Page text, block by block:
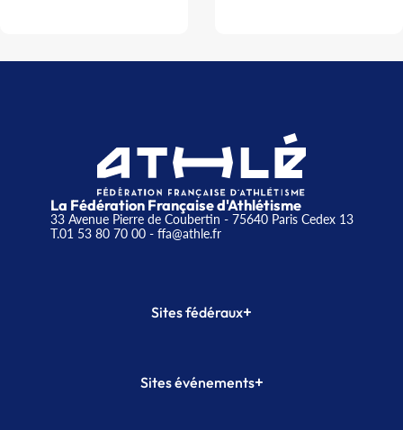
La Fédération Française d'Athlétisme
33 Avenue Pierre de Coubertin - 75640 Paris Cedex 13
T.01 53 80 70 00- ffa@athle.fr
Sites fédéraux+
Plateforme Formation
Sites événements+